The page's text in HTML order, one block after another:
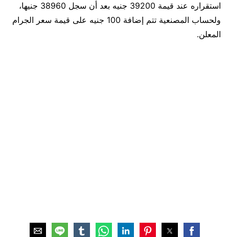
استقراره عند قيمة 39200 جنيه بعد أن سجل 38960 جنيها،
ولحساب المصنعية تتم إضافة 100 جنيه على قيمة سعر الجرام
المعلن.